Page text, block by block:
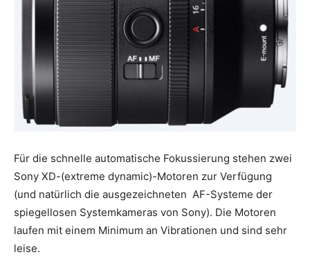
Für die schnelle automatische Fokussierung stehen zwei
Sony XD-(extreme dynamic)-Motoren zur Verfügung
(und natürlich die ausgezeichneten AF-Systeme der
spiegellosen Systemkameras von Sony). Die Motoren
laufen mit einem Minimum an Vibrationen und sind sehr
leise.